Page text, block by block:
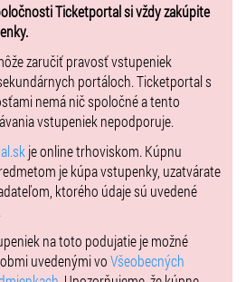
vízii ďalej - robiť hudbu na najvyššej
aranžmánoch a s riadnou
Zemen / Matěj Štěpánek / Ivan Vokáč
Ticketportal si vždy zakúpite
zaručiť pravosť vstupeniek
portáloch. Ticketportal s
nemá nič spoločné a tento
vstupeniek nepodporuje.
je online trhoviskom. Kúpnu
je kúpa vstupenky, uzatvárate
ktorého údaje sú uvedené
na toto podujatie je možné
uvedenými voVšeobecných